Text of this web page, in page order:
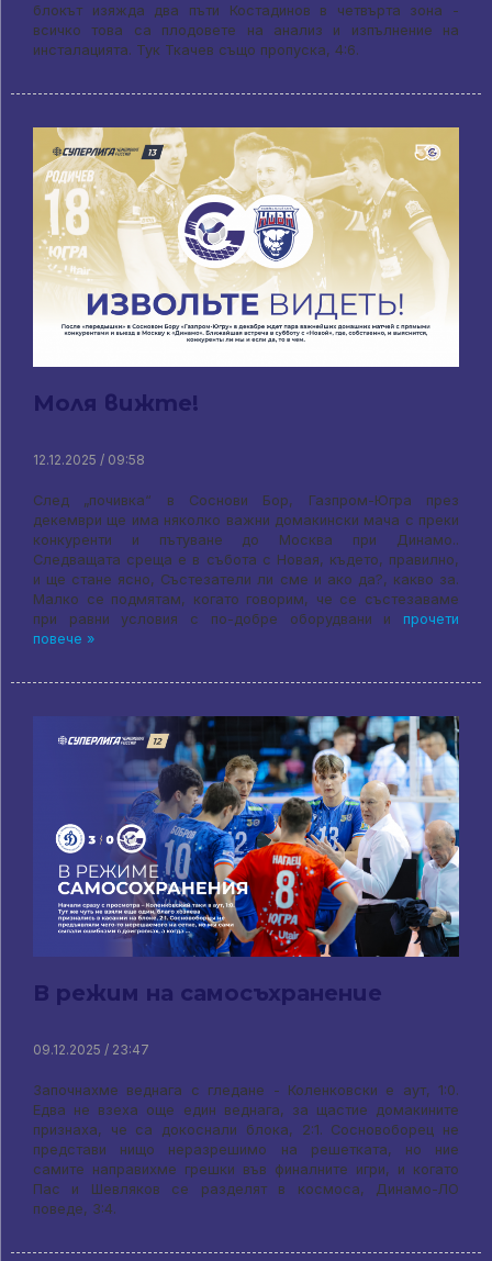
блокът изяжда два пъти Костадинов в четвърта зона -
всичко това са плодовете на анализ и изпълнение на
инсталацията. Тук Ткачев също пропуска, 4:6.
Моля вижте!
12.12.2025 / 09:58
След „почивка“ в Соснови Бор, Газпром-Югра през
декември ще има няколко важни домакински мача с преки
конкуренти и пътуване до Москва при Динамо..
Следващата среща е в събота с Новая, където, правилно,
и ще стане ясно, Състезатели ли сме и ако да?, какво за.
Малко се подмятам, когато говорим, че се състезаваме
при равни условия с по-добре оборудвани и прочети
повече »
В режим на самосъхранение
09.12.2025 / 23:47
Започнахме веднага с гледане - Коленковски е аут, 1:0.
Едва не взеха още един веднага, за щастие домакините
признаха, че са докоснали блока, 2:1. Сосновоборец не
представи нищо неразрешимо на решетката, но ние
самите направихме грешки във финалните игри, и когато
Пас и Шевляков се разделят в космоса, Динамо-ЛО
поведе, 3:4.